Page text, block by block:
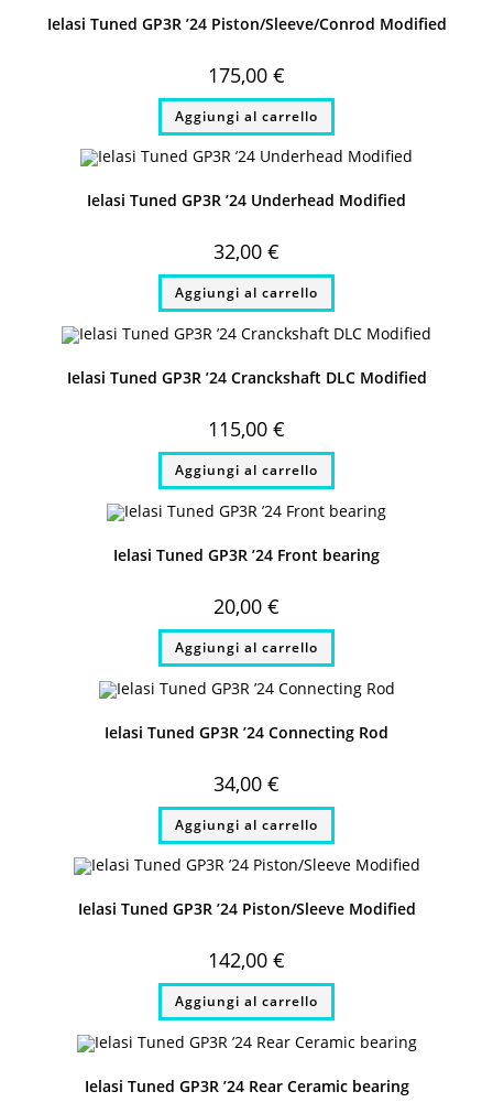
opzioni
possono
scelte
nella
pagina
del
prodotto
Ielasi Tuned GP3R ’24 Piston/Sleeve/Conrod Modified
175,00 €
Aggiungi al carrello
Ielasi Tuned GP3R ’24 Underhead Modified
32,00 €
Aggiungi al carrello
Ielasi Tuned GP3R ’24 Cranckshaft DLC Modified
115,00 €
Aggiungi al carrello
Ielasi Tuned GP3R ’24 Front bearing
20,00 €
Aggiungi al carrello
Ielasi Tuned GP3R ’24 Connecting Rod
34,00 €
Aggiungi al carrello
Ielasi Tuned GP3R ’24 Piston/Sleeve Modified
142,00 €
Aggiungi al carrello
Ielasi Tuned GP3R ’24 Rear Ceramic bearing